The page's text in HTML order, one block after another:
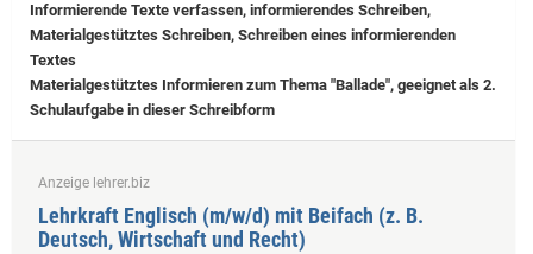
Informierende Texte verfassen, informierendes Schreiben,
Materialgestütztes Schreiben, Schreiben eines informierenden
Textes
Materialgestütztes Informieren zum Thema "Ballade", geeignet als 2.
Schulaufgabe in dieser Schreibform
Anzeige lehrer.biz
Lehrkraft Englisch (m/w/d) mit Beifach (z. B.
Deutsch, Wirtschaft und Recht)